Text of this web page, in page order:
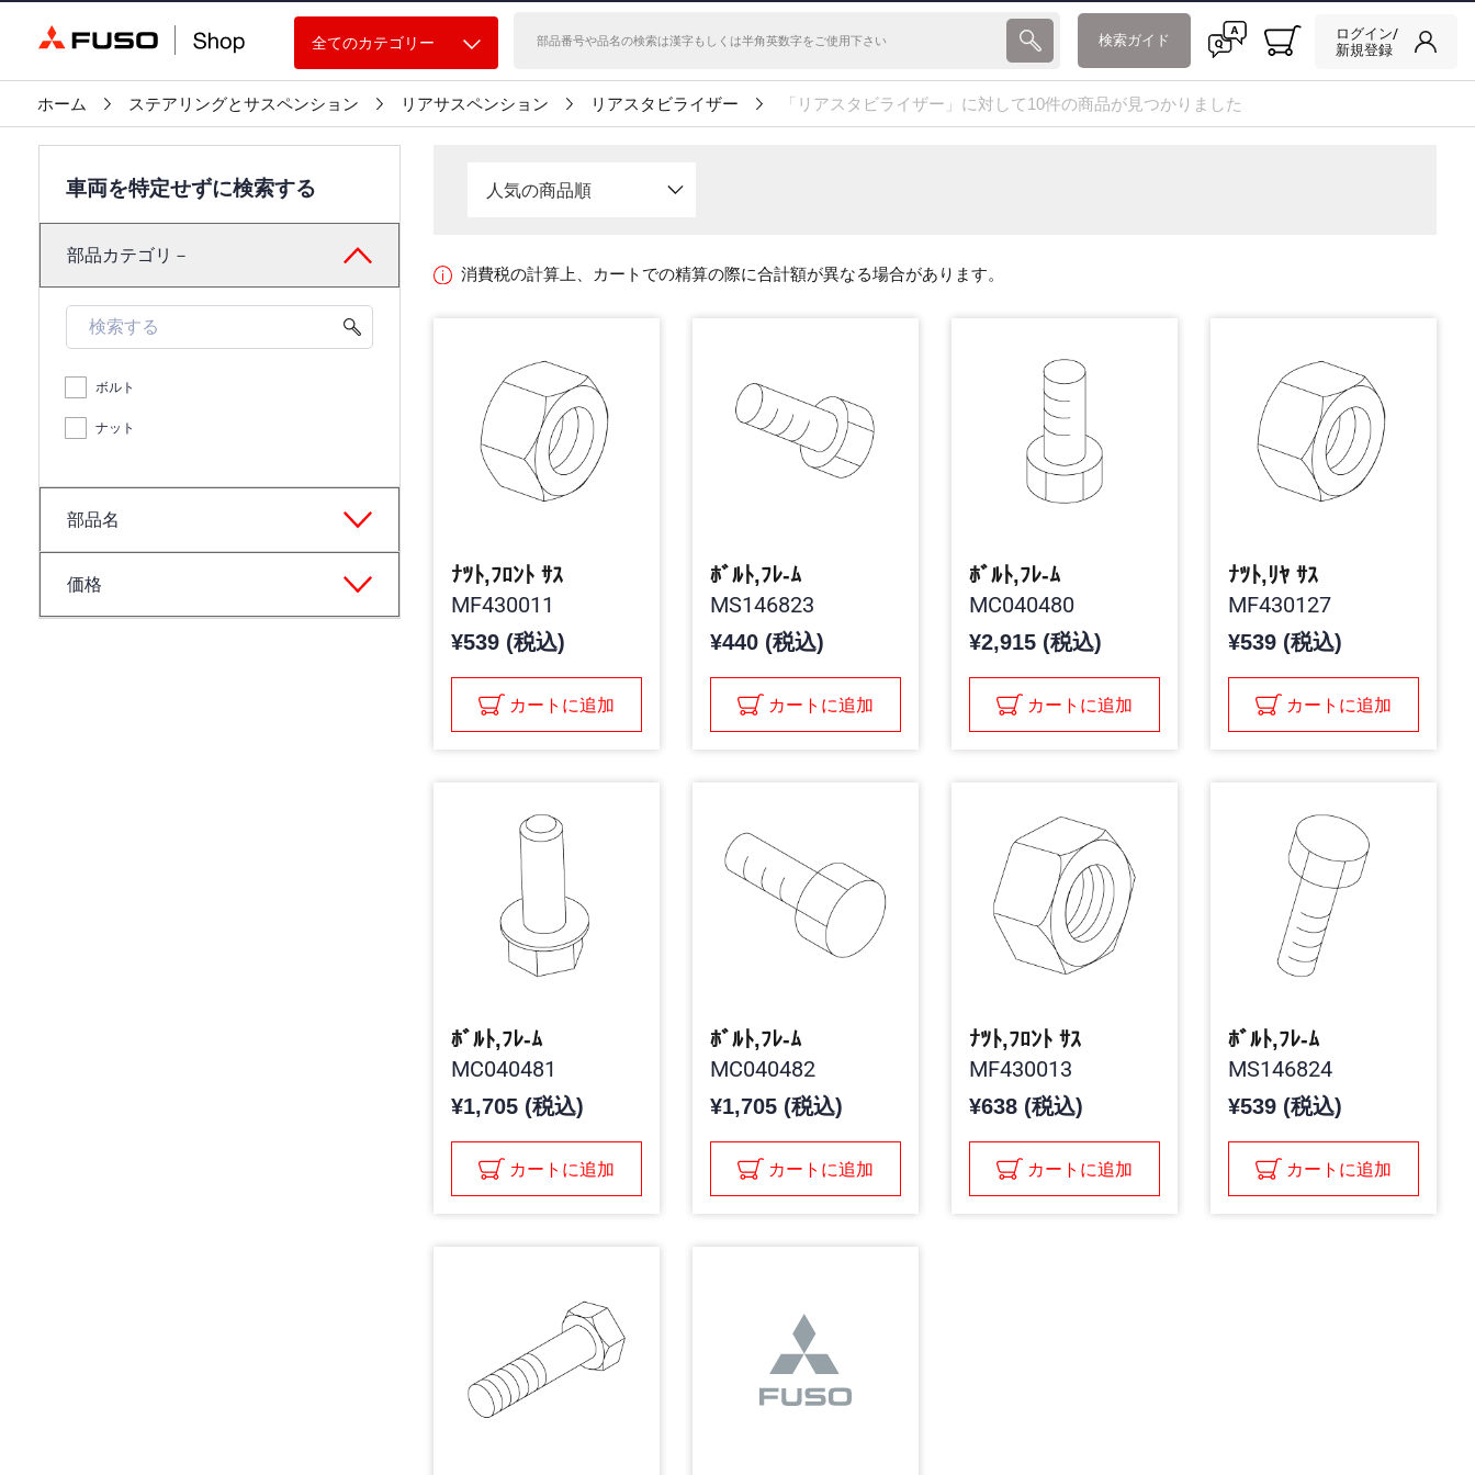
全てのカテゴリー 検索ガイド
ログイン/
新規登録
ホーム ステアリングとサスペンション リアサスペンション リアスタビライザー 「リアスタビライザー」に対して10件の商品が見つかりました
車両を特定せずに検索する
部品カテゴリ－
ボルト
ナット
部品名
価格
人気の商品順
消費税の計算上、カートでの精算の際に合計額が異なる場合があります。
ﾅﾂﾄ,ﾌﾛﾝﾄ ｻｽ
MF430011
¥539 (税込)
カートに追加
ﾎﾞﾙﾄ,ﾌﾚ-ﾑ
MS146823
¥440 (税込)
カートに追加
ﾎﾞﾙﾄ,ﾌﾚ-ﾑ
MC040480
¥2,915 (税込)
カートに追加
ﾅﾂﾄ,ﾘﾔ ｻｽ
MF430127
¥539 (税込)
カートに追加
ﾎﾞﾙﾄ,ﾌﾚ-ﾑ
MC040481
¥1,705 (税込)
カートに追加
ﾎﾞﾙﾄ,ﾌﾚ-ﾑ
MC040482
¥1,705 (税込)
カートに追加
ﾅﾂﾄ,ﾌﾛﾝﾄ ｻｽ
MF430013
¥638 (税込)
カートに追加
ﾎﾞﾙﾄ,ﾌﾚ-ﾑ
MS146824
¥539 (税込)
カートに追加